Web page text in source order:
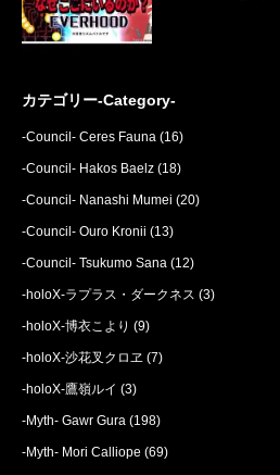
カテゴリー-Category-
-Council- Ceres Fauna (16)
-Council- Hakos Baelz (18)
-Council- Nanashi Mumei (20)
-Council- Ouro Kronii (13)
-Council- Tsukumo Sana (12)
-holoX-ラプラス・ダークネス (3)
-holoX-博衣こより (9)
-holoX-沙花叉クロヱ (7)
-holoX-鷹嶺ルイ (3)
-Myth- Gawr Gura (198)
-Myth- Mori Calliope (69)